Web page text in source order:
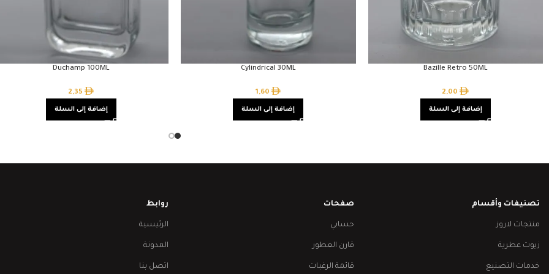
Bazille Retro 50ML
2,00
إضافة إلى السلة
Cylindrical 30ML
1,60
إضافة إلى السلة
Duchamp 100ML
2,35
إضافة إلى السلة
تصنيفات وأقسام
منتجات لاروز
زيوت عطرية
خدمات التصنيع
صفحات
حسابي
قارن العطور
قائمة الرغبات
روابط
الرئيسية
المدونة
اتصل بنا